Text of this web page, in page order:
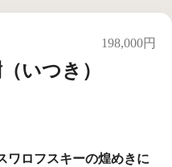
いつき）
ワロフスキーの煌めきに
198,000円